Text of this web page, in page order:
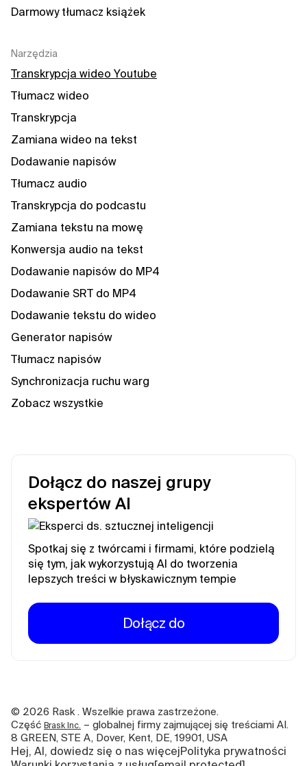
Darmowy tłumacz książek
Narzędzia
Transkrypcja wideo Youtube
Tłumacz wideo
Transkrypcja
Zamiana wideo na tekst
Dodawanie napisów
Tłumacz audio
Transkrypcja do podcastu
Zamiana tekstu na mowę
Konwersja audio na tekst
Dodawanie napisów do MP4
Dodawanie SRT do MP4
Dodawanie tekstu do wideo
Generator napisów
Tłumacz napisów
Synchronizacja ruchu warg
Zobacz wszystkie
Dołącz do naszej grupy
ekspertów AI
Spotkaj się z twórcami i firmami, które podzielą
się tym, jak wykorzystują AI do tworzenia
lepszych treści w błyskawicznym tempie
Dołącz do
© 2026 Rask . Wszelkie prawa zastrzeżone.
Część Brask Inc.
– globalnej firmy zajmującej się treściami AI.
8 GREEN, STE A, Dover, Kent, DE, 19901, USA
Hej, AI, dowiedz się o nas więcejPolityka prywatności